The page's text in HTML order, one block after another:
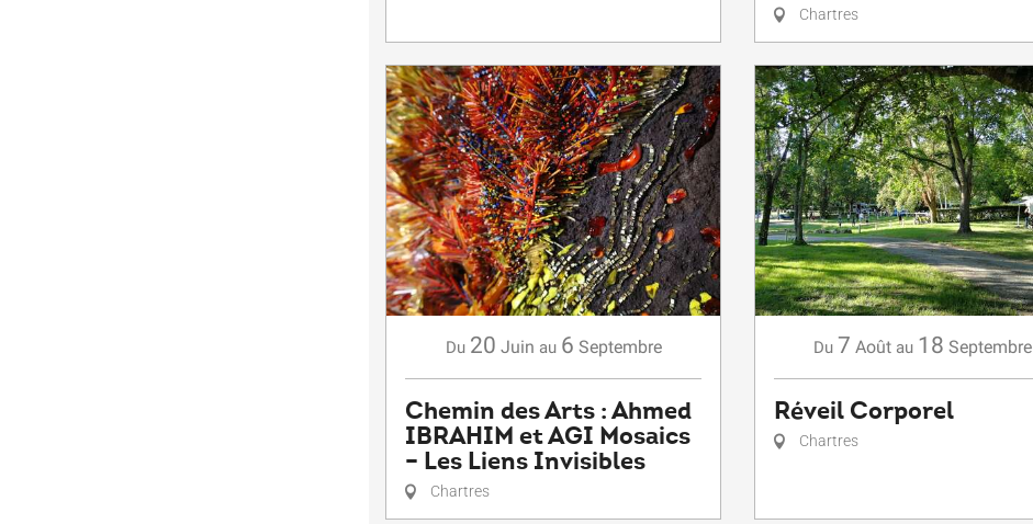
Chartres
Du 20 Juin au 6 Septembre
Chemin des Arts : Ahmed
IBRAHIM et AGI Mosaics
– Les Liens Invisibles
Chartres
Du 7 Août au 18 Septembre
Réveil Corporel
Chartres